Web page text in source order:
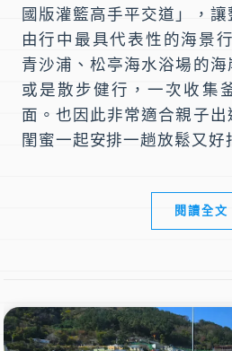
國版灌籃高手平交道」，
由行中最具代表性的海景
青沙浦、松亭海水浴場的
或是散步健行，一次收集
面。也因此非常適合親子出
閨蜜一起安排一趟放鬆又好
閱讀全文